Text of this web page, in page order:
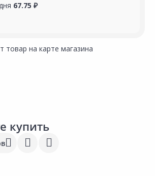
67.75 ₽
товар на карте магазина
купить